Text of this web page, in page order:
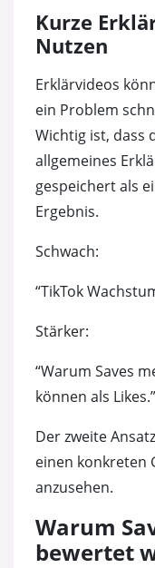
Kurze
Nutzen
Erklärvideos
ein Problem
Wichtig ist, dass
allgemeines
gespeichert als
Ergebnis.
Schwach:
“TikTok
Stärker:
“Warum Saves
können als Likes.”
Der zweite
einen konkreten
anzusehen.
Warum
bewertet